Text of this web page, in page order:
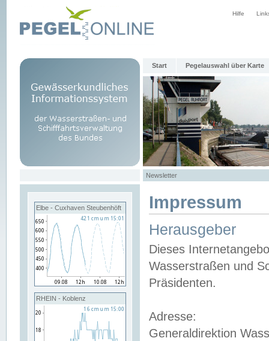
Hilfe
Start Pegelauswahl über Karte
Newsletter
Elbe - Cuxhaven Steubenhöft
RHEIN - Koblenz
Impressum
Herausgeber
Dieses
Wasserstraßen und
Präsidenten.
Adresse:
Generaldirektion